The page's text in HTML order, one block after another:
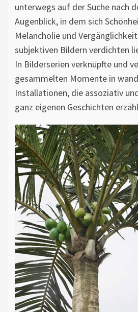
unterwegs auf der Suche nach
Augenblick, in dem sich
Melancholie und
subjektiven Bildern verdichten
In Bilderserien verknüpfte und
gesammelten Momente in
Installationen, die assoziativ
ganz eigenen Geschichten